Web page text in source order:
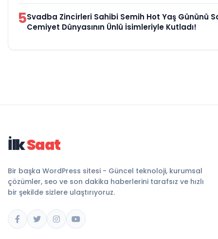
5Svadba Zincirleri Sahibi Semih Hot Yaş Gününü
Cemiyet Dünyasının Ünlü İsimleriyle Kutladı!
İlkSaat
Bir başka WordPress sitesi - Güncel teknoloji, kurumsal
çözümler, seo ve son dakika haberlerini tarafsız ve hızlı
bir şekilde sizlere ulaştırıyoruz.